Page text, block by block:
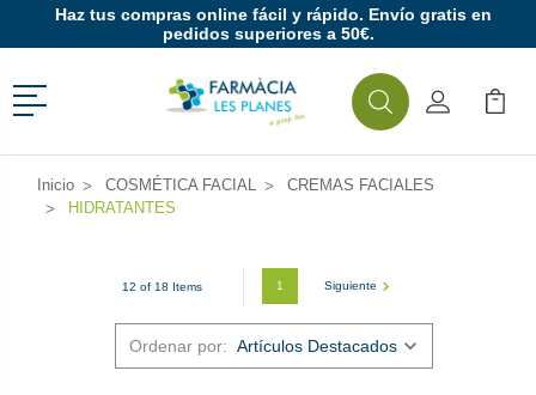
Haz tus compras online fácil y rápido. Envío gratis en
pedidos superiores a 50€.
Menú
BuscarMi Cuenta
Mi
Inicio COSMÉTICA FACIAL
CREMAS FACIALES
HIDRATANTES
12 of 18 Items 1 Siguiente
Ordenar por: